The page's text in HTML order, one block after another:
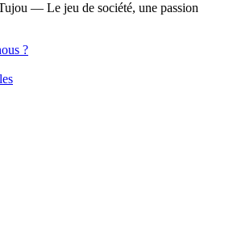
— Le jeu de société, une passion
?